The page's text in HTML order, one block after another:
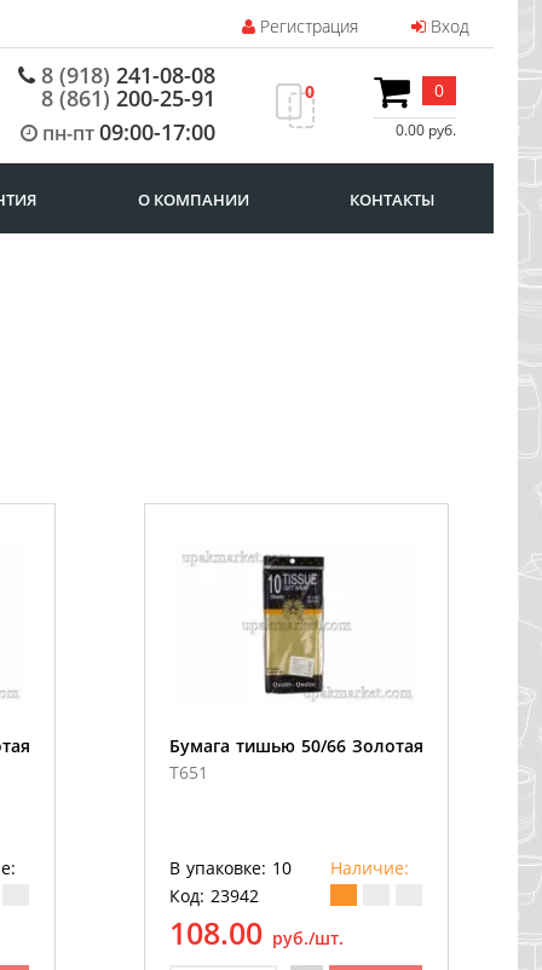
Регистрация Вход
8 (918) 241-08-08
8 (861) 200-25-91
пн-пт09:00-17:00
0 0
0.00 руб.
О КОМПАНИИ КОНТАКТЫ
Бумага тишью 50/66 Золотая
T651
В упаковке: 10
Наличие:
Код: 23942
108.00 руб./шт.